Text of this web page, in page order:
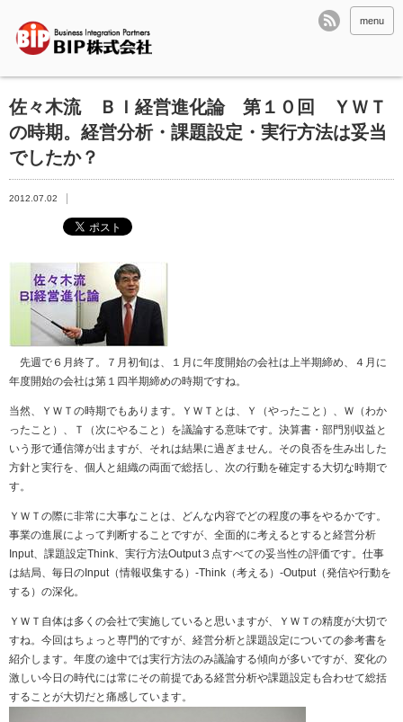
menu
佐々木流 ＢＩ経営進化論 第１０回 ＹＷＴ
の時期。経営分析・課題設定・実行方法は妥当
でしたか？
2012.07.02
先週で６月終了。７月初旬は、１月に年度開始の会社は上半期締め、４月に
年度開始の会社は第１四半期締めの時期ですね。
当然、ＹＷＴの時期でもあります。ＹＷＴとは、Ｙ（やったこと）、Ｗ（わか
ったこと）、Ｔ（次にやること）を議論する意味です。決算書・部門別収益と
いう形で通信簿が出ますが、それは結果に過ぎません。その良否を生み出した
方針と実行を、個人と組織の両面で総括し、次の行動を確定する大切な時期で
す。
ＹＷＴの際に非常に大事なことは、どんな内容でどの程度の事をやるかです。
事業の進展によって判断することですが、全面的に考えるとすると経営分析
Input、課題設定Think、実行方法Output３点すべての妥当性の評価です。仕事
は結局、毎日のInput（情報収集する）-Think（考える）-Output（発信や行動を
する）の深化。
ＹＷＴ自体は多くの会社で実施していると思いますが、ＹＷＴの精度が大切で
すね。今回はちょっと専門的ですが、経営分析と課題設定についての参考書を
紹介します。年度の途中では実行方法のみ議論する傾向が多いですが、変化の
激しい今日の時代には常にその前提である経営分析や課題設定も合わせて総括
することが大切だと痛感しています。